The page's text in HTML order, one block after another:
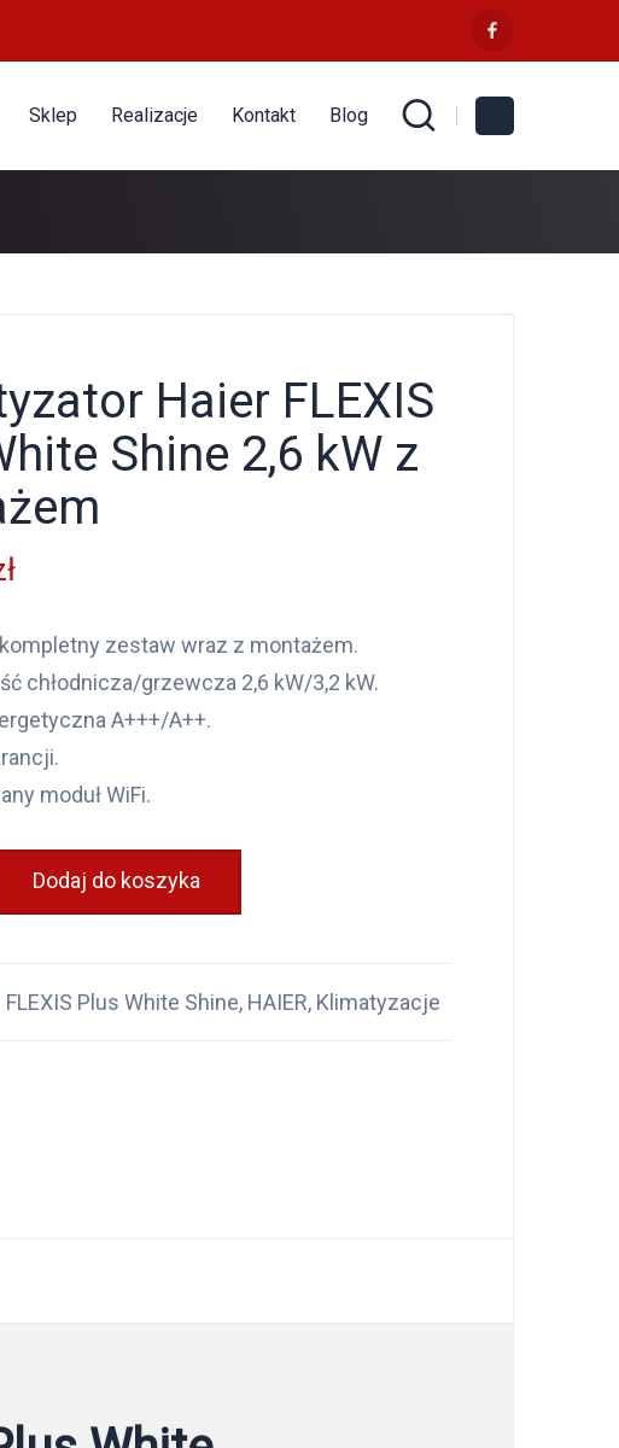
Sklep Realizacje Kontakt Blog
Haier FLEXIS
Shine 2,6 kW z
zestaw wraz z montażem.
chłodnicza/grzewcza 2,6 kW/3,2 kW.
A+++/A++.
moduł WiFi.
Dodaj do koszyka
FLEXIS Plus White Shine, HAIER, Klimatyzacje